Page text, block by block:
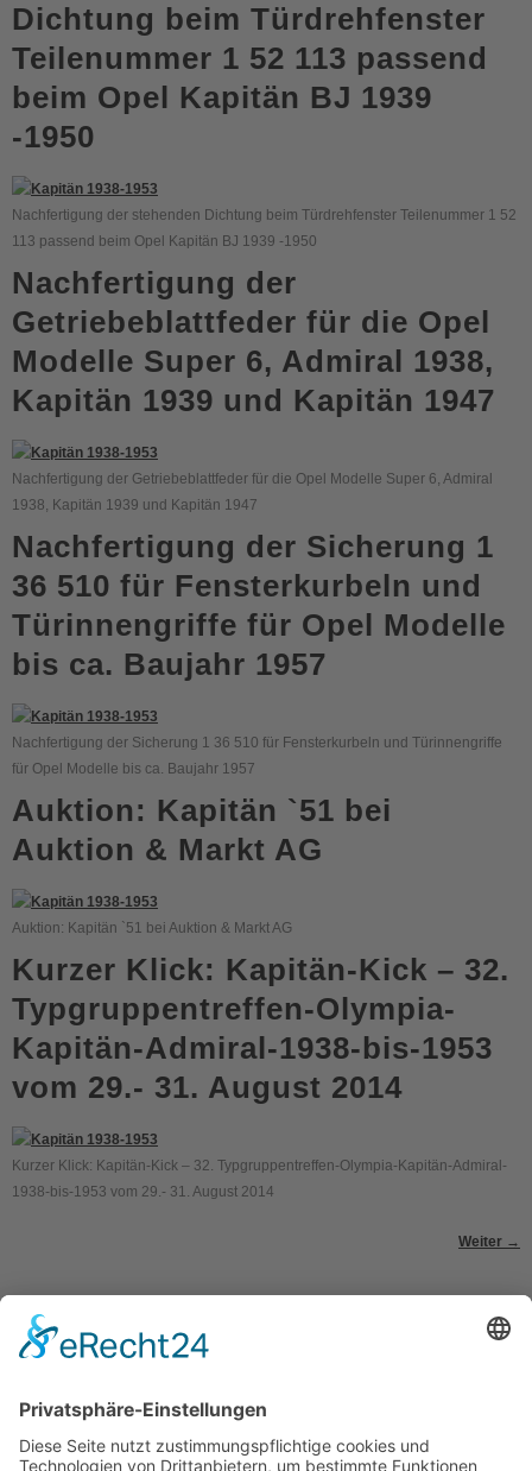
Dichtung beim Türdrehfenster
Teilenummer 1 52 113 passend
beim Opel Kapitän BJ 1939
-1950
Nachfertigung der stehenden Dichtung beim Türdrehfenster Teilenummer 1 52
113 passend beim Opel Kapitän BJ 1939 -1950
Nachfertigung der
Getriebeblattfeder für die Opel
Modelle Super 6, Admiral 1938,
Kapitän 1939 und Kapitän 1947
Nachfertigung der Getriebeblattfeder für die Opel Modelle Super 6, Admiral
1938, Kapitän 1939 und Kapitän 1947
Nachfertigung der Sicherung 1
36 510 für Fensterkurbeln und
Türinnengriffe für Opel Modelle
bis ca. Baujahr 1957
Nachfertigung der Sicherung 1 36 510 für Fensterkurbeln und Türinnengriffe
für Opel Modelle bis ca. Baujahr 1957
Auktion: Kapitän `51 bei
Auktion & Markt AG
Auktion: Kapitän `51 bei Auktion & Markt AG
Kurzer Klick: Kapitän-Kick – 32.
Typgruppentreffen-Olympia-
Kapitän-Admiral-1938-bis-1953
vom 29.- 31. August 2014
Kurzer Klick: Kapitän-Kick – 32. Typgruppentreffen-Olympia-Kapitän-Admiral-
1938-bis-1953 vom 29.- 31. August 2014
Weiter →
Kontakt
Mitgliederbereich